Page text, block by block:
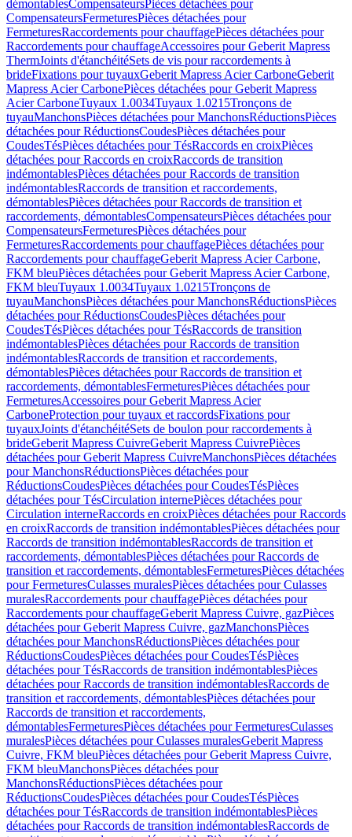
démontablesCompensateursPièces détachées pour
CompensateursFermeturesPièces détachées pour
FermeturesRaccordements pour chauffagePièces détachées pour
Raccordements pour chauffageAccessoires pour Geberit Mapress
ThermJoints d'étanchéitéSets de vis pour raccordements à
brideFixations pour tuyauxGeberit Mapress Acier CarboneGeberit
Mapress Acier CarbonePièces détachées pour Geberit Mapress
Acier CarboneTuyaux 1.0034Tuyaux 1.0215Tronçons de
tuyauManchonsPièces détachées pour ManchonsRéductionsPièces
détachées pour RéductionsCoudesPièces détachées pour
CoudesTésPièces détachées pour TésRaccords en croixPièces
détachées pour Raccords en croixRaccords de transition
indémontablesPièces détachées pour Raccords de transition
indémontablesRaccords de transition et raccordements,
démontablesPièces détachées pour Raccords de transition et
raccordements, démontablesCompensateursPièces détachées pour
CompensateursFermeturesPièces détachées pour
FermeturesRaccordements pour chauffagePièces détachées pour
Raccordements pour chauffageGeberit Mapress Acier Carbone,
FKM bleuPièces détachées pour Geberit Mapress Acier Carbone,
FKM bleuTuyaux 1.0034Tuyaux 1.0215Tronçons de
tuyauManchonsPièces détachées pour ManchonsRéductionsPièces
détachées pour RéductionsCoudesPièces détachées pour
CoudesTésPièces détachées pour TésRaccords de transition
indémontablesPièces détachées pour Raccords de transition
indémontablesRaccords de transition et raccordements,
démontablesPièces détachées pour Raccords de transition et
raccordements, démontablesFermeturesPièces détachées pour
FermeturesAccessoires pour Geberit Mapress Acier
CarboneProtection pour tuyaux et raccordsFixations pour
tuyauxJoints d'étanchéitéSets de boulon pour raccordements à
brideGeberit Mapress CuivreGeberit Mapress CuivrePièces
détachées pour Geberit Mapress CuivreManchonsPièces détachées
pour ManchonsRéductionsPièces détachées pour
RéductionsCoudesPièces détachées pour CoudesTésPièces
détachées pour TésCirculation internePièces détachées pour
Circulation interneRaccords en croixPièces détachées pour Raccords
en croixRaccords de transition indémontablesPièces détachées pour
Raccords de transition indémontablesRaccords de transition et
raccordements, démontablesPièces détachées pour Raccords de
transition et raccordements, démontablesFermeturesPièces détachées
pour FermeturesCulasses muralesPièces détachées pour Culasses
muralesRaccordements pour chauffagePièces détachées pour
Raccordements pour chauffageGeberit Mapress Cuivre, gazPièces
détachées pour Geberit Mapress Cuivre, gazManchonsPièces
détachées pour ManchonsRéductionsPièces détachées pour
RéductionsCoudesPièces détachées pour CoudesTésPièces
détachées pour TésRaccords de transition indémontablesPièces
détachées pour Raccords de transition indémontablesRaccords de
transition et raccordements, démontablesPièces détachées pour
Raccords de transition et raccordements,
démontablesFermeturesPièces détachées pour FermeturesCulasses
muralesPièces détachées pour Culasses muralesGeberit Mapress
Cuivre, FKM bleuPièces détachées pour Geberit Mapress Cuivre,
FKM bleuManchonsPièces détachées pour
ManchonsRéductionsPièces détachées pour
RéductionsCoudesPièces détachées pour CoudesTésPièces
détachées pour TésRaccords de transition indémontablesPièces
détachées pour Raccords de transition indémontablesRaccords de